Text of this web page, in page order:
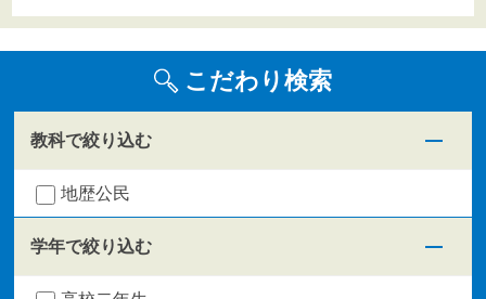
こだわり検索
教科で絞り込む
地歴公民
学年で絞り込む